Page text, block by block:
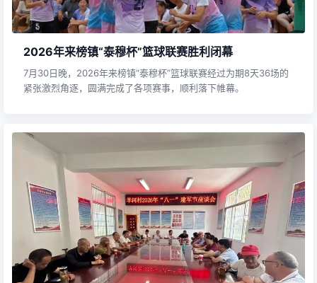
2026年来榜镇“泰穆杯”篮球联赛胜利闭幕
7月30日晚，2026年来榜镇“泰穆杯”篮球联赛经过为期8天36场的
紧张激烈角逐，圆满完成了各项赛事，顺利落下帷幕。